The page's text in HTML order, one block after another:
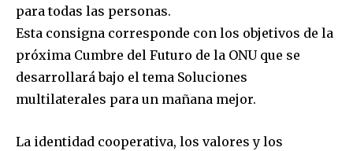
To subscribe, simply enter your email address on our website
or click the subscribe button below. Don't worry, we respect
your privacy and won't spam your inbox. Your information is
para todas las personas.
Esta consigna corresponde con los objetivos de la
próxima Cumbre del Futuro de la ONU que se
desarrollará bajo el tema Soluciones
multilaterales para un mañana mejor.
La identidad cooperativa, los valores y los